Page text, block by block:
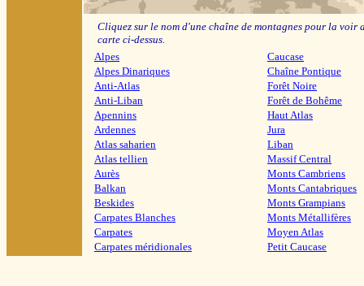
Cliquez sur le nom d'une chaîne de montagnes pour la voir
carte ci-dessus.
Alpes
Caucase
Alpes Dinariques
Chaîne Pontique
Anti-Atlas
Forêt Noire
Anti-Liban
Forêt de Bohême
Apennins
Haut Atlas
Ardennes
Jura
Atlas saharien
Liban
Atlas tellien
Massif Central
Aurès
Monts Cambriens
Balkan
Monts Cantabriques
Beskides
Monts Grampians
Carpates Blanches
Monts Métallifères
Carpates
Moyen Atlas
Carpates méridionales
Petit Caucase